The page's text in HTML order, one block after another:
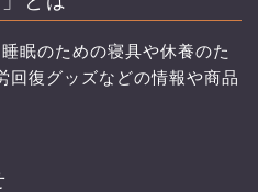
眠のための寝具や休養のた
回復グッズなどの情報や商品